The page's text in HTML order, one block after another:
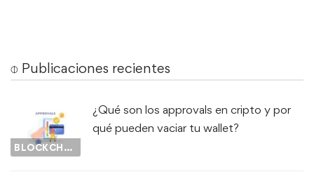
⌽ Publicaciones recientes
BLOCKCHAIN
¿Qué son los approvals en cripto y por
qué pueden vaciar tu wallet?